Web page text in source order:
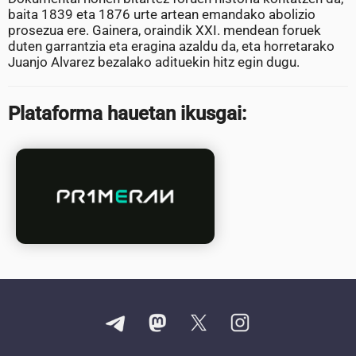
baita 1839 eta 1876 urte artean emandako abolizio
prosezua ere. Gainera, oraindik XXI. mendean foruek
duten garrantzia eta eragina azaldu da, eta horretarako
Juanjo Alvarez bezalako adituekin hitz egin dugu.
Plataforma hauetan ikusgai: